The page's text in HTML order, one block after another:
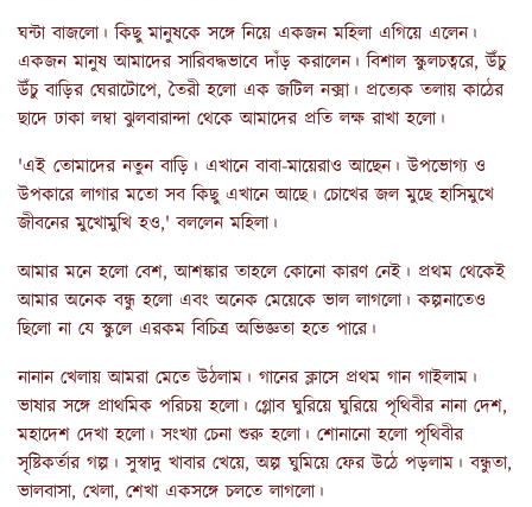
ঘন্টা বাজলো। কিছু মানুষকে সঙ্গে নিয়ে একজন মহিলা এগিয়ে এলেন।
একজন মানুষ আমাদের সারিবদ্ধভাবে দাঁড় করালেন। বিশাল স্কুলচত্বরে, উঁচু
উঁচু বাড়ির ঘেরাটোপে, তৈরী হলো এক জটিল নক্সা। প্রত্যেক তলায় কাঠের
ছাদে ঢাকা লম্বা ঝুলবারান্দা থেকে আমাদের প্রতি লক্ষ রাখা হলো।
'এই তোমাদের নতুন বাড়ি। এখানে বাবা-মায়েরাও আছেন। উপভোগ্য ও
উপকারে লাগার মতো সব কিছু এখানে আছে। চোখের জল মুছে হাসিমুখে
জীবনের মুখোমুখি হও,' বললেন মহিলা।
আমার মনে হলো বেশ, আশঙ্কার তাহলে কোনো কারণ নেই। প্রথম থেকেই
আমার অনেক বন্ধু হলো এবং অনেক মেয়েকে ভাল লাগলো। কল্পনাতেও
ছিলো না যে স্কুলে এরকম বিচিত্র অভিজ্ঞতা হতে পারে।
নানান খেলায় আমরা মেতে উঠলাম। গানের ক্লাসে প্রথম গান গাইলাম।
ভাষার সঙ্গে প্রাথমিক পরিচয় হলো। গ্লোব ঘুরিয়ে ঘুরিয়ে পৃথিবীর নানা দেশ,
মহাদেশ দেখা হলো। সংখ্যা চেনা শুরু হলো। শোনানো হলো পৃথিবীর
সৃষ্টিকর্তার গল্প। সুস্বাদু খাবার খেয়ে, অল্প ঘুমিয়ে ফের উঠে পড়লাম। বন্ধুতা,
ভালবাসা, খেলা, শেখা একসঙ্গে চলতে লাগলো।